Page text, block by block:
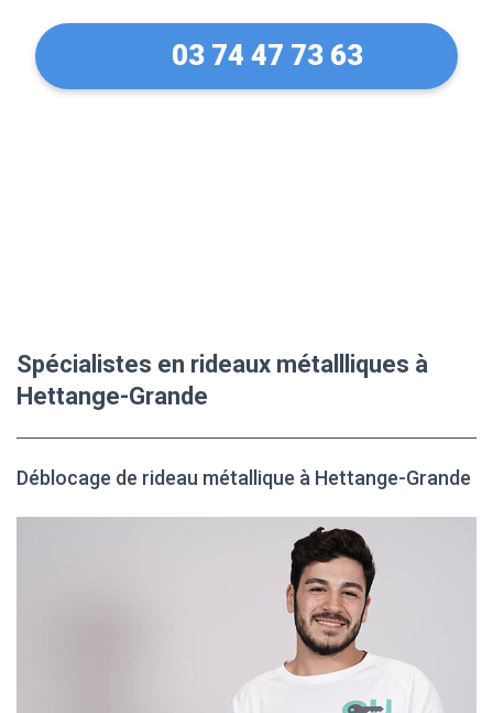
03 74 47 73 63
Spécialistes en rideaux métallliques à
Hettange-Grande
Déblocage de rideau métallique à Hettange-Grande